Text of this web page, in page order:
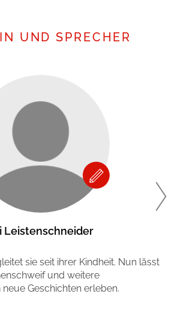
UND SPRECHER
Leistenschneider
sie seit ihrer Kindheit. Nun lässt
und weitere
Geschichten erleben.